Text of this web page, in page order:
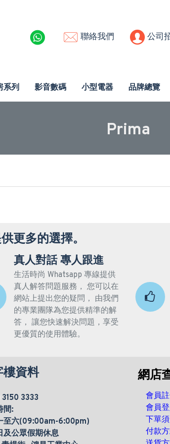
聯絡我們 公
系列 影音數碼 小型電器 品牌總覽
Prima
更多的選擇。
真人對話 專人跟進
生活時尚 Whatsapp 專線提供
真人解答問題服務， 您可以在
網站上提出您的疑問， 由我們
的專業團隊為您提供精準的解
答， 讓您快速解決問題，享受
更優質的使用體驗。
樓資料
3333
間:
至六(09:00am-6:00pm)
及公眾假期休息
網店
會員
會員
下單
付款